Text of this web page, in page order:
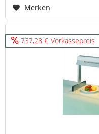
Merken
737,28 € Vorkassepreis